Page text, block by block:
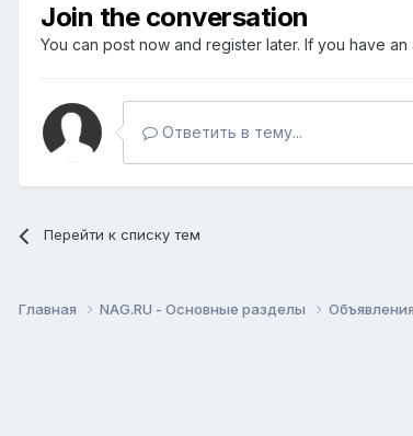
Join the conversation
You can post now and register later. If you have an
Ответить в тему...
Перейти к списку тем
Главная NAG.RU - Основные разделы Объявления